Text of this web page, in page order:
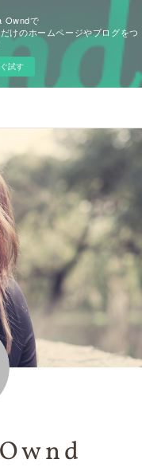
Owndで
けのホームページやブログをつ
試す